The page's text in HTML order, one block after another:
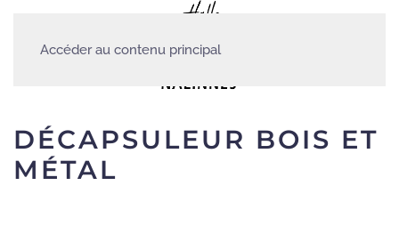
Accéder au contenu principal
DÉCAPSULEUR BOIS ET
MÉTAL